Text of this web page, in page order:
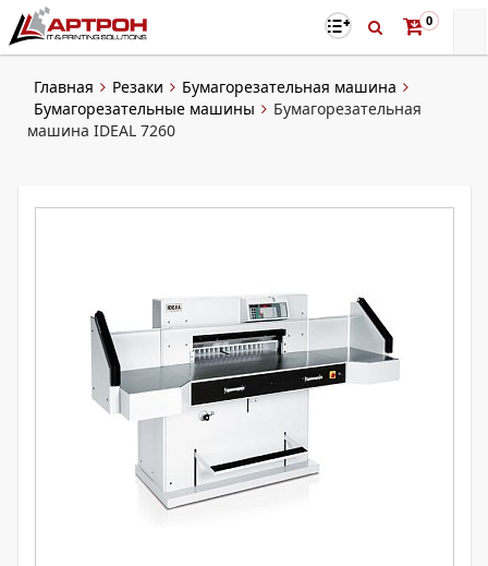
0
Главная Резаки
Бумагорезательная машина
Бумагорезательные машины
Бумагорезательная
машина IDEAL 7260